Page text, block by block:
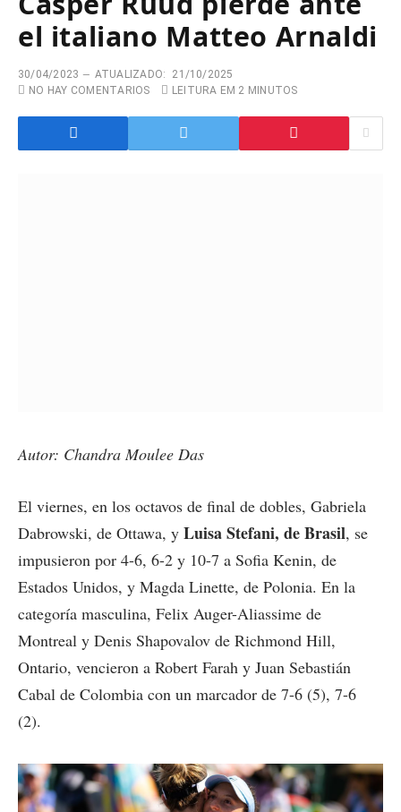
el italiano Matteo Arnaldi
30/04/2023 ATUALIZADO:
21/10/2025
NO HAY COMENTARIOS
LEITURA EM 2 MINUTOS
Autor: Chandra Moulee Das
El viernes, en los octavos de final de dobles, Gabriela
Dabrowski, de Ottawa, y Luisa Stefani, de Brasil, se
impusieron por 4-6, 6-2 y 10-7 a Sofia Kenin, de
Estados Unidos, y Magda Linette, de Polonia. En la
categoría masculina, Felix Auger-Aliassime de
Montreal y Denis Shapovalov de Richmond Hill,
Ontario, vencieron a Robert Farah y Juan Sebastián
Cabal de Colombia con un marcador de 7-6 (5), 7-6
(2).